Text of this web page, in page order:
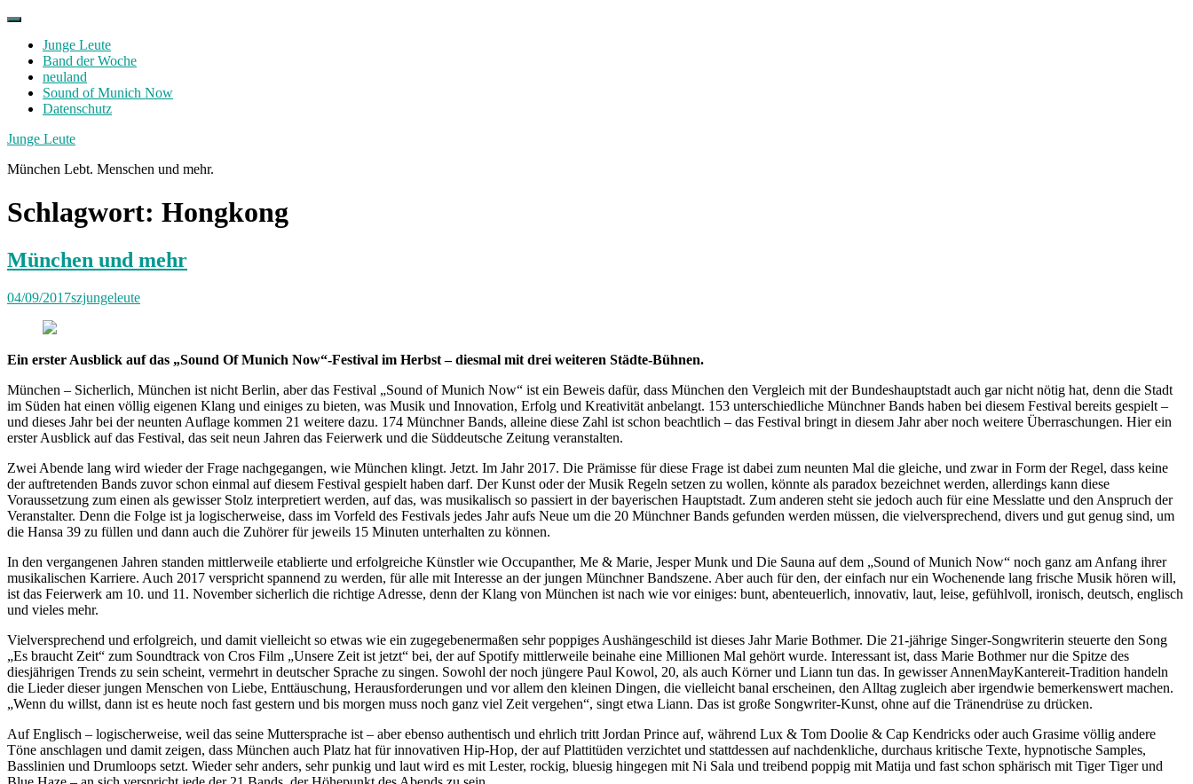
Skip
contentJunge Leute
Band der Woche
neuland
Sound of Munich Now
Datenschutz
Facebook
Twitter
Instagram
Junge Leute
München Lebt. Menschen und mehr.
Schlagwort: Hongkong
München und mehr
04/09/2017szjungeleute
Ein erster Ausblick auf das „Sound Of Munich Now“-Festival im Herbst – diesmal mit drei weiteren Städte-Bühnen.
München – Sicherlich, München ist nicht Berlin, aber das Festival „Sound of Munich Now“ ist ein Beweis dafür, dass München den Vergleich mit der Bundeshauptstadt auch gar nicht nötig hat, denn die Stadt
im Süden hat einen völlig eigenen Klang und einiges zu bieten, was Musik und Innovation, Erfolg und Kreativität anbelangt. 153 unterschiedliche Münchner Bands haben bei diesem Festival bereits gespielt –
und dieses Jahr bei der neunten Auflage kommen 21 weitere dazu. 174 Münchner Bands, alleine diese Zahl ist schon beachtlich – das Festival bringt in diesem Jahr aber noch weitere Überraschungen. Hier ein
erster Ausblick auf das Festival, das seit neun Jahren das Feierwerk und die Süddeutsche Zeitung veranstalten.
Zwei Abende lang wird wieder der Frage nachgegangen, wie München klingt. Jetzt. Im Jahr 2017. Die Prämisse für diese Frage ist dabei zum neunten Mal die gleiche, und zwar in Form der Regel, dass keine
der auftretenden Bands zuvor schon einmal auf diesem Festival gespielt haben darf. Der Kunst oder der Musik Regeln setzen zu wollen, könnte als paradox bezeichnet werden, allerdings kann diese
Voraussetzung zum einen als gewisser Stolz interpretiert werden, auf das, was musikalisch so passiert in der bayerischen Hauptstadt. Zum anderen steht sie jedoch auch für eine Messlatte und den Anspruch der
Veranstalter. Denn die Folge ist ja logischerweise, dass im Vorfeld des Festivals jedes Jahr aufs Neue um die 20 Münchner Bands gefunden werden müssen, die vielversprechend, divers und gut genug sind, um
die Hansa 39 zu füllen und dann auch die Zuhörer für jeweils 15 Minuten unterhalten zu können.
In den vergangenen Jahren standen mittlerweile etablierte und erfolgreiche Künstler wie Occupanther, Me & Marie, Jesper Munk und Die Sauna auf dem „Sound of Munich Now“ noch ganz am Anfang ihrer
musikalischen Karriere. Auch 2017 verspricht spannend zu werden, für alle mit Interesse an der jungen Münchner Bandszene. Aber auch für den, der einfach nur ein Wochenende lang frische Musik hören will,
ist das Feierwerk am 10. und 11. November sicherlich die richtige Adresse, denn der Klang von München ist nach wie vor einiges: bunt, abenteuerlich, innovativ, laut, leise, gefühlvoll, ironisch, deutsch, englisch
und vieles mehr.
Vielversprechend und erfolgreich, und damit vielleicht so etwas wie ein zugegebenermaßen sehr poppiges Aushängeschild ist dieses Jahr Marie Bothmer. Die 21-jährige Singer-Songwriterin steuerte den Song
„Es braucht Zeit“ zum Soundtrack von Cros Film „Unsere Zeit ist jetzt“ bei, der auf Spotify mittlerweile beinahe eine Millionen Mal gehört wurde. Interessant ist, dass Marie Bothmer nur die Spitze des
diesjährigen Trends zu sein scheint, vermehrt in deutscher Sprache zu singen. Sowohl der noch jüngere Paul Kowol, 20, als auch Körner und Liann tun das. In gewisser AnnenMayKantereit-Tradition handeln
die Lieder dieser jungen Menschen von Liebe, Enttäuschung, Herausforderungen und vor allem den kleinen Dingen, die vielleicht banal erscheinen, den Alltag zugleich aber irgendwie bemerkenswert machen.
„Wenn du willst, dann ist es heute noch fast gestern und bis morgen muss noch ganz viel Zeit vergehen“, singt etwa Liann. Das ist große Songwriter-Kunst, ohne auf die Tränendrüse zu drücken.
Auf Englisch – logischerweise, weil das seine Muttersprache ist – aber ebenso authentisch und ehrlich tritt Jordan Prince auf, während Lux & Tom Doolie & Cap Kendricks oder auch Grasime völlig andere
Töne anschlagen und damit zeigen, dass München auch Platz hat für innovativen Hip-Hop, der auf Plattitüden verzichtet und stattdessen auf nachdenkliche, durchaus kritische Texte, hypnotische Samples,
Basslinien und Drumloops setzt. Wieder sehr anders, sehr punkig und laut wird es mit Lester, rockig, bluesig hingegen mit Ni Sala und treibend poppig mit Matija und fast schon sphärisch mit Tiger Tiger und